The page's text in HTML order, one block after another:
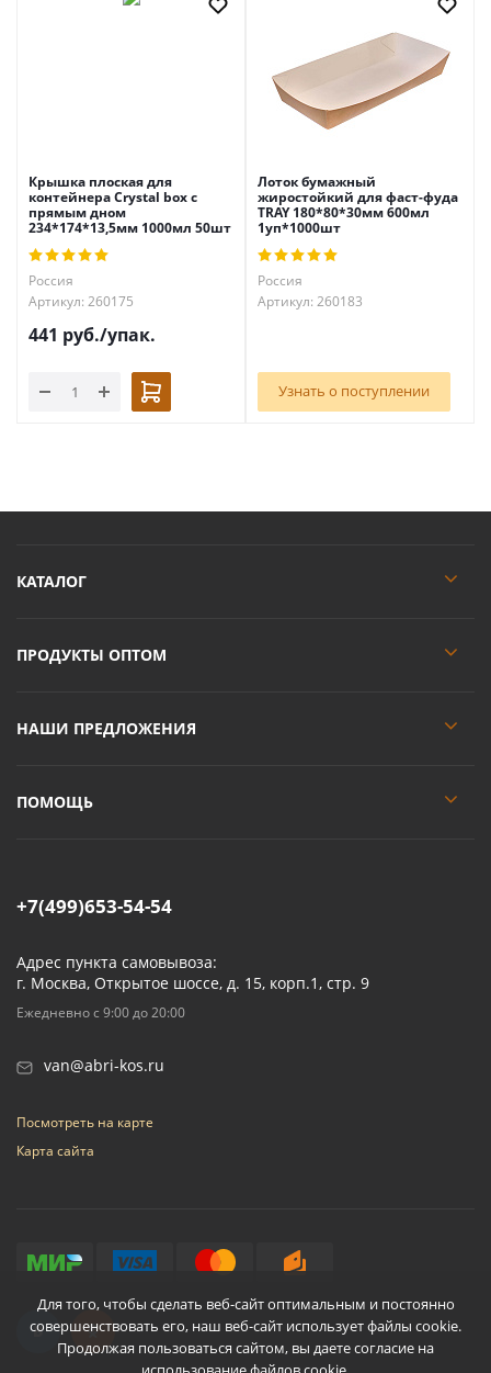
Для того, чтобы сделать веб-сайт оптимальным и постоянно
совершенствовать его, наш веб-сайт использует файлы cookie.
Продолжая пользоваться сайтом, вы даете согласие на
Крышка плоская для
контейнера Crystal box с
прямым дном
234*174*13,5мм 1000мл 50шт
Россия
Артикул: 260175
441 руб./упак.
Лоток бумажный
жиростойкий для фаст-фуда
TRAY 180*80*30мм 600мл
1уп*1000шт
Россия
Артикул: 260183
Узнать о поступлении
КАТАЛОГ
ПРОДУКТЫ ОПТОМ
НАШИ ПРЕДЛОЖЕНИЯ
ПОМОЩЬ
+7(499)653-54-54
Адрес пункта самовывоза:
г. Москва, Открытое шоссе, д. 15, корп.1, стр. 9
Ежедневно с 9:00 до 20:00
van@abri-kos.ru
Посмотреть на карте
Карта сайта